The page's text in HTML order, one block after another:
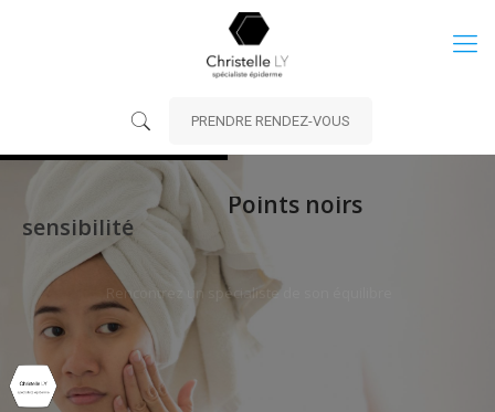
PRENDRE RENDEZ-VOUS
Points noirs
sensibilité
Rencontrez un spécialiste de son équilibre
Connaissez-vous vraiment votre peau ?
CENTRE DE SOINS BORDEAUX RIVE DROITE